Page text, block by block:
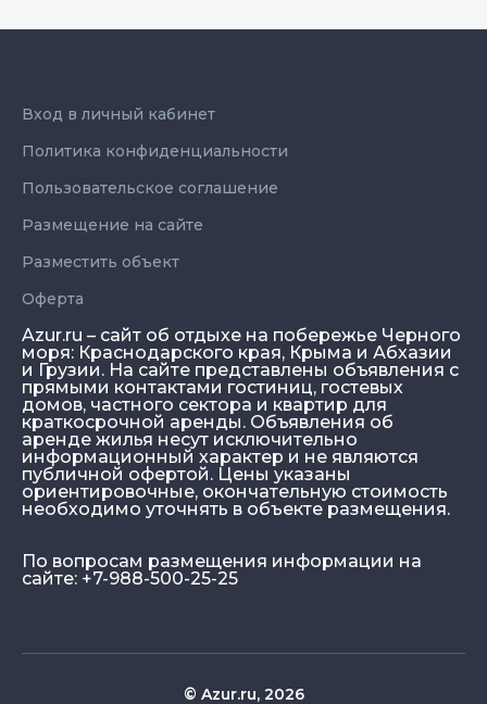
Azur.ru – сайт об отдыхе на побережье Черного
моря: Краснодарского края, Крыма и Абхазии
и Грузии. На сайте представлены объявления с
прямыми контактами гостиниц, гостевых
домов, частного сектора и квартир для
краткосрочной аренды. Объявления об
аренде жилья несут исключительно
информационный характер и не являются
публичной офертой. Цены указаны
ориентировочные, окончательную стоимость
необходимо уточнять в объекте размещения.
По вопросам размещения информации на
сайте: +7-988-500-25-25
Вход в личный кабинет
Политика конфиденциальности
Пользовательское соглашение
Размещение на сайте
Разместить объект
Оферта
© Azur.ru, 2026